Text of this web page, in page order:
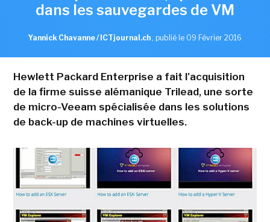
dans les sauvegardes de VM
Yannick Chavanne / ICTjournal.ch , publié le 09 Février 2016
Hewlett Packard Enterprise a fait l'acquisition
de la firme suisse alémanique Trilead, une sorte
de micro-Veeam spécialisée dans les solutions
de back-up de machines virtuelles.